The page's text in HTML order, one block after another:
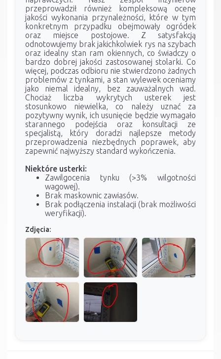
przeprowadził również kompleksową ocenę
jakości wykonania przynależności, które w tym
konkretnym przypadku obejmowały ogródek
oraz miejsce postojowe. Z satysfakcją
odnotowujemy brak jakichkolwiek rys na szybach
oraz idealny stan ram okiennych, co świadczy o
bardzo dobrej jakości zastosowanej stolarki. Co
więcej, podczas odbioru nie stwierdzono żadnych
problemów z tynkami, a stan wylewek oceniamy
jako niemal idealny, bez zauważalnych wad.
Chociaż liczba wykrytych usterek jest
stosunkowo niewielka, co należy uznać za
pozytywny wynik, ich usunięcie będzie wymagało
starannego podejścia oraz konsultacji ze
specjalistą, który doradzi najlepsze metody
przeprowadzenia niezbędnych poprawek, aby
zapewnić najwyższy standard wykończenia.
Niektóre usterki:
Zawilgocenia tynku (>3% wilgotności
wagowej).
Brak maskownic zawiasów.
Brak podłączenia instalacji (brak możliwości
weryfikacji).
Zdjęcia: